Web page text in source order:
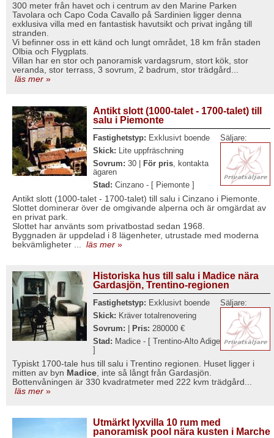
300 meter från havet och i centrum av den Marine Parken
Tavolara och Capo Coda Cavallo på Sardinien ligger denna
exklusiva villa med en fantastisk havutsikt och privat ingång till
stranden.
Vi befinner oss in ett känd och lungt området, 18 km från staden
Olbia och Flygplats.
Villan har en stor och panoramisk vardagsrum, stort kök, stor
veranda, stor terrass, 3 sovrum, 2 badrum, stor trädgård...
läs mer »
Antikt slott (1000-talet - 1700-talet) till
salu i Piemonte
Fastighetstyp: Exklusivt boende
Skick: Lite uppfräschning
Sovrum: 30 | För pris , kontakta
ägaren
Stad: Cinzano - [ Piemonte ]
Säljare:
Antikt slott (1000-talet - 1700-talet) till salu i Cinzano i Piemonte.
Slottet dominerar över de omgivande alperna och är omgärdat av
en privat park.
Slottet har använts som privatbostad sedan 1968.
Byggnaden är uppdelad i 8 lägenheter, utrustade med moderna
bekvämligheter ...
läs mer »
Historiska hus till salu i Madice nära
Gardasjön, Trentino-regionen
Fastighetstyp: Exklusivt boende
Skick: Kräver totalrenovering
Sovrum:
Pris: 280000 €
Stad: Madice - [ Trentino-Alto Adige
]
Säljare:
Typiskt 1700-tale hus till salu i Trentino regionen. Huset ligger i
mitten av byn Madice , inte så långt från Gardasjön.
Bottenvåningen är 330 kvadratmeter med 222 kvm trädgård...
läs mer »
Utmärkt lyxvilla 10 rum med
panoramisk pool nära kusten i Marche